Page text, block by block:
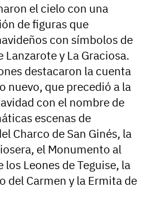
el cielo con una
de figuras que
con símbolos de
y La Graciosa.
destacaron la cuenta
nuevo, que precedió a la
con el nombre de
escenas de
Charco de San Ginés, la
el Monumento al
los Leones de Teguise, la
del Carmen y la Ermita de